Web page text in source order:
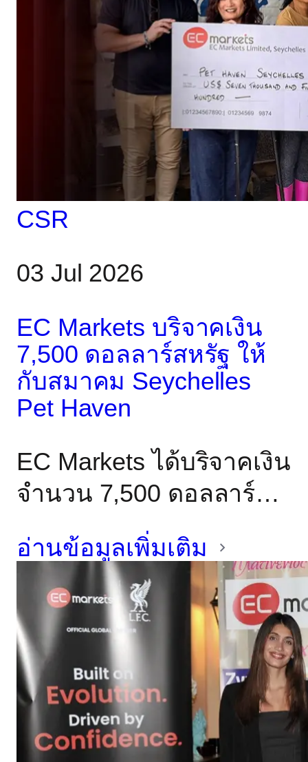
CSR
03 Jul 2026
EC Markets บริจาคเงิน
7,500 ดอลลาร์สหรัฐ ให้
กับสมาคม Seychelles
Pet Haven
EC Markets ได้บริจาคเงิน
จำนวน 7,500 ดอลลาร์
สหรัฐให้กับ Seychelles
Pet Haven Society เพื่อ
ช่วยขยายพื้นที่คอกสุนัข
สำหรับสุนัขที่เปราะบาง
ระหว่างการเยี่ยมชมศูนย์
พักพิงเมื่อวันที่ 26
มิถุนายน CEO Matthew
Smith ได้มอบเงินบริจาค
อ่านข้อมูลเพิ่มเติม